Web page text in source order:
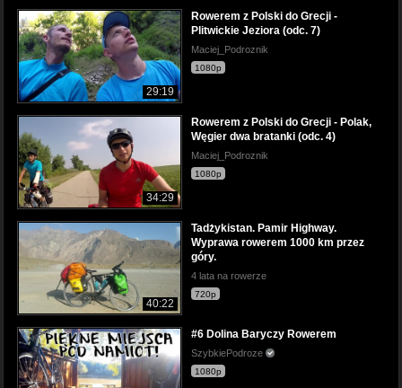
29:19
Rowerem z Polski do Grecji -
Plitwickie Jeziora (odc. 7)
Maciej_Podroznik
1080p
34:29
Rowerem z Polski do Grecji - Polak,
Węgier dwa bratanki (odc. 4)
Maciej_Podroznik
1080p
40:22
Tadżykistan. Pamir Highway.
Wyprawa rowerem 1000 km przez
góry.
4 lata na rowerze
720p
#6 Dolina Baryczy Rowerem
SzybkiePodroze
1080p